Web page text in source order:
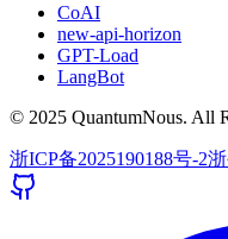
CoAI
new-api-horizon
GPT-Load
LangBot
© 2025 QuantumNous. All
浙ICP备2025190188号-2